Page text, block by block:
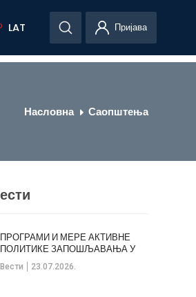
LAT Пријава
Насловна Саопштења
Вести 23.07.2026.
ПРОГРАМИ И МЕРЕ АКТИВНЕ
ПОЛИТИКЕ ЗАПОШЉАВАЊА У
ОПШТИНИ КЛАДОВО